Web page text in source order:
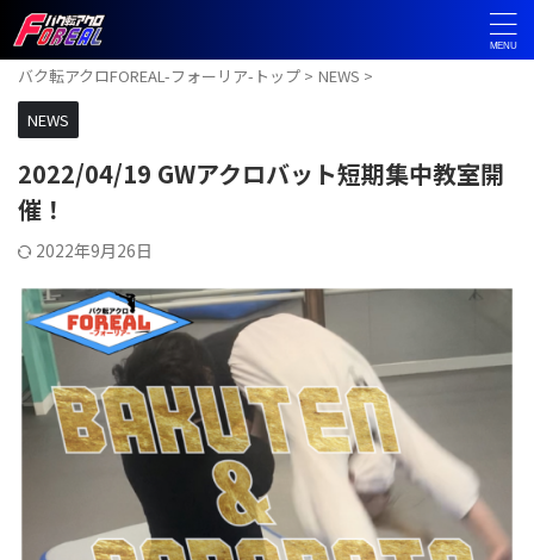
バク転アクロFOREAL-フォーリア-トップ > NEWS >
NEWS
2022/04/19 GWアクロバット短期集中教室開
催！
2022年9月26日